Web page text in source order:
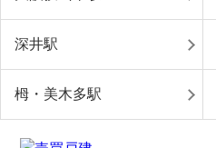
深井駅
栂・美木多駅